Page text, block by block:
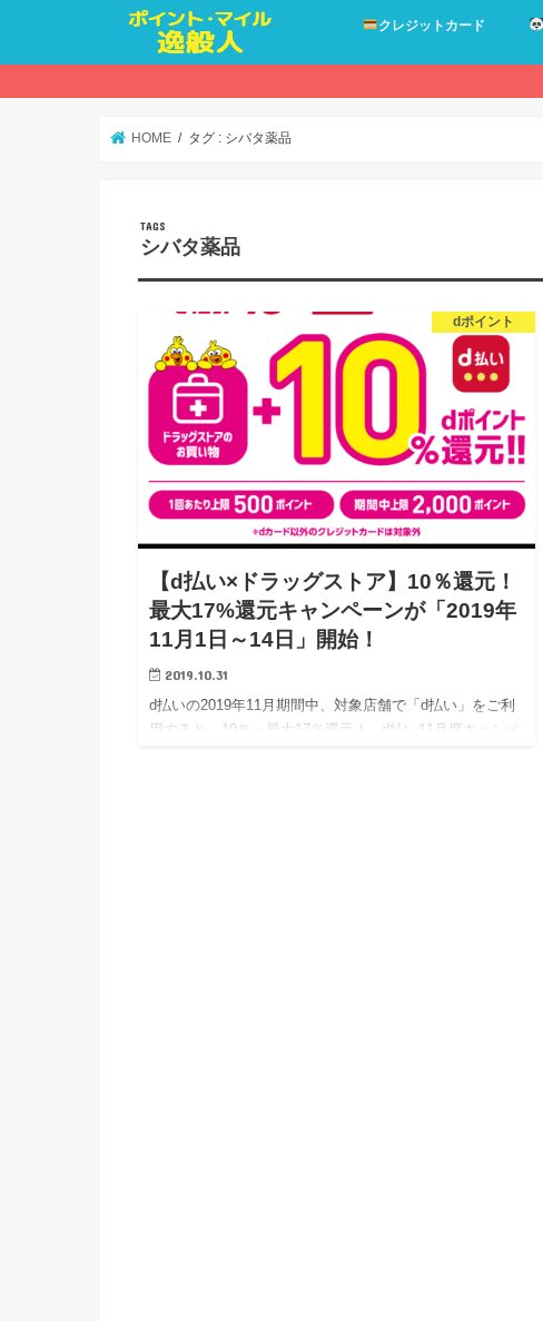
クレジットカード
HOME タグ : シバタ薬品
シバタ薬品
dポイント
【d払い×ドラッグストア】10％還元！
最大17%還元キャンペーンが「2019年
11月1日～14日」開始！
2019.10.31
d払いの2019年11月期間中、対象店舗で「d払い」をご利
用すると、10％～最大17％還元！ d払い11月度キャンペ